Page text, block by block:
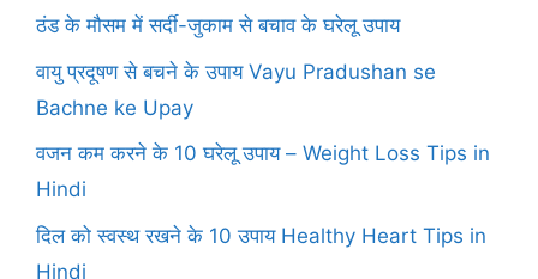
ठंड के मौसम में सर्दी-जुकाम से बचाव के घरेलू उपाय
वायु प्रदूषण से बचने के उपाय Vayu Pradushan se
Bachne ke Upay
वजन कम करने के 10 घरेलू उपाय – Weight Loss Tips in
Hindi
दिल को स्वस्थ रखने के 10 उपाय Healthy Heart Tips in
Hindi